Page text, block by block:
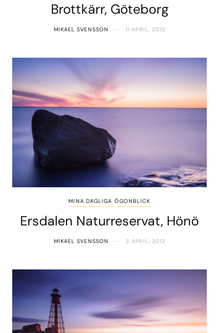
Brottkärr, Göteborg
MIKAEL SVENSSON 11 APRIL, 2012
MINA DAGLIGA ÖGONBLICK
Ersdalen Naturreservat, Hönö
MIKAEL SVENSSON 3 APRIL, 2012